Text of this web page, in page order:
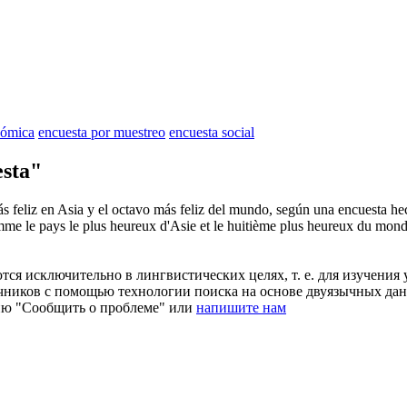
encuesta por muestreo encuesta social
feliz en Asia y el octavo más feliz del mundo, según una encuesta
le pays le plus heureux d'Asie et le huitième plus heureux du
исключительно в лингвистических целях, т. е. для
с помощью технологии поиска на основе двуязычных
"Сообщить о проблеме" или напишите нам